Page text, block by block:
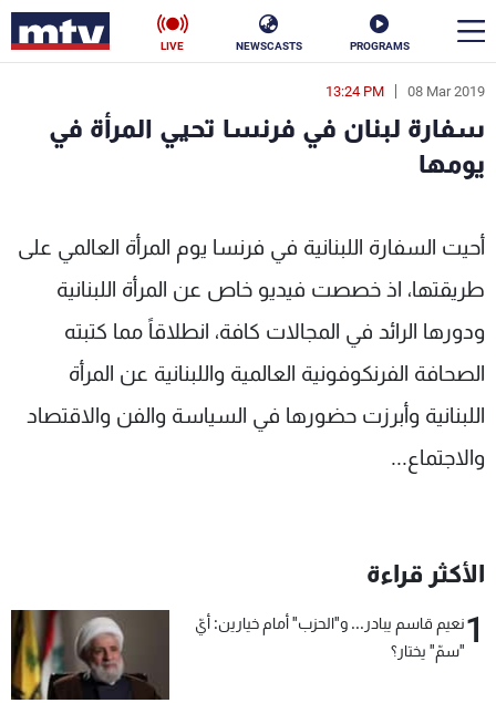
PROGRAMS
NEWSCASTS
LIVE
08 Mar 2019
13:24 PM
سفارة لبنان في فرنسا تحيي المرأة في
يومها
أحيت السفارة اللبنانية في فرنسا يوم المرأة العالمي على
طريقتها، اذ خصصت فيديو خاص عن المرأة اللبنانية
ودورها الرائد في المجالات كافة، انطلاقاً مما كتبته
الصحافة الفرنكوفونية العالمية واللبنانية عن المرأة
اللبنانية وأبرزت حضورها في السياسة والفن والاقتصاد
والاجتماع...
الأكثر قراءة
1نعيم قاسم يبادر... و"الحزب" أمام خيارين: أيّ
"سمّ" يختار؟
en
الأخبار
إقتصاد فن
منوعات رياضة
البرامج
عن MTV
الإنـتـاج
لاعلاناتكم
وظائف
سياسة الخصوصية